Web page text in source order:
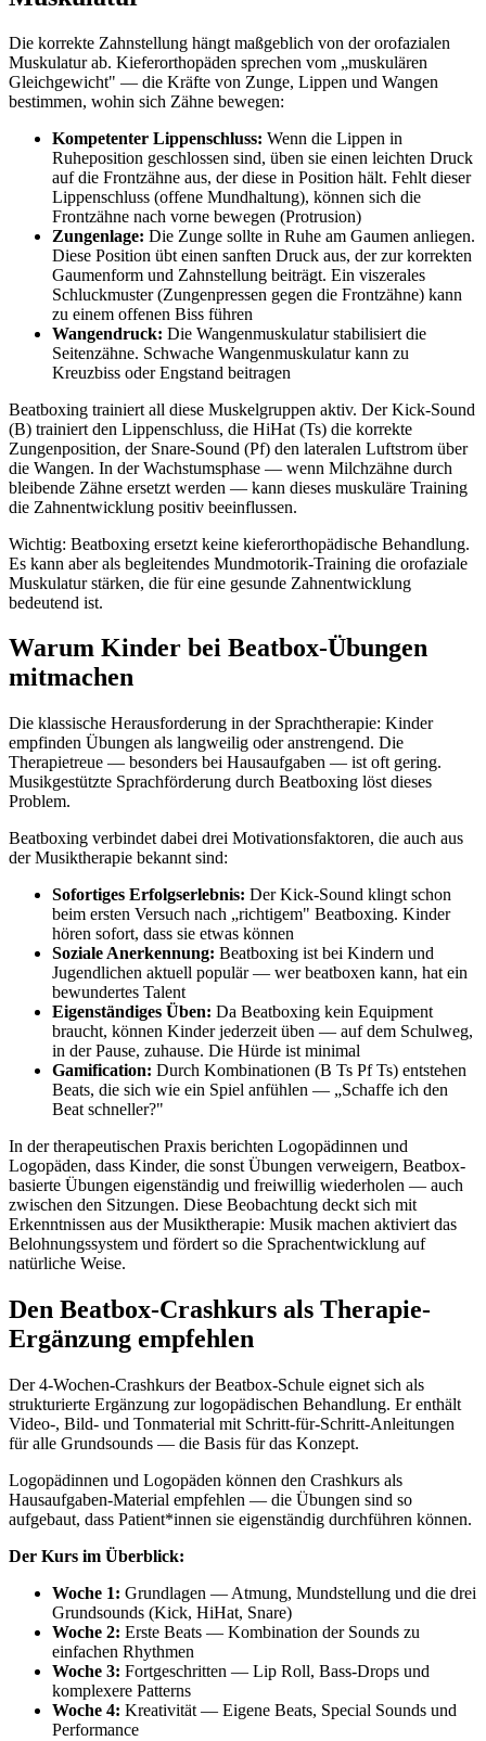
Die korrekte Zahnstellung hängt maßgeblich von der orofazialen
Muskulatur ab. Kieferorthopäden sprechen vom „muskulären
Gleichgewicht" — die Kräfte von Zunge, Lippen und Wangen
bestimmen, wohin sich Zähne bewegen:
Kompetenter Lippenschluss: Wenn die Lippen in
Ruheposition geschlossen sind, üben sie einen leichten Druck
auf die Frontzähne aus, der diese in Position hält. Fehlt dieser
Lippenschluss (offene Mundhaltung), können sich die
Frontzähne nach vorne bewegen (Protrusion)
Zungenlage: Die Zunge sollte in Ruhe am Gaumen anliegen.
Diese Position übt einen sanften Druck aus, der zur korrekten
Gaumenform und Zahnstellung beiträgt. Ein viszerales
Schluckmuster (Zungenpressen gegen die Frontzähne) kann
zu einem offenen Biss führen
Wangendruck: Die Wangenmuskulatur stabilisiert die
Seitenzähne. Schwache Wangenmuskulatur kann zu
Kreuzbiss oder Engstand beitragen
Beatboxing trainiert all diese Muskelgruppen aktiv. Der Kick-Sound
(B) trainiert den Lippenschluss, die HiHat (Ts) die korrekte
Zungenposition, der Snare-Sound (Pf) den lateralen Luftstrom über
die Wangen. In der Wachstumsphase — wenn Milchzähne durch
bleibende Zähne ersetzt werden — kann dieses muskuläre Training
die Zahnentwicklung positiv beeinflussen.
Wichtig: Beatboxing ersetzt keine kieferorthopädische Behandlung.
Es kann aber als begleitendes Mundmotorik-Training die orofaziale
Muskulatur stärken, die für eine gesunde Zahnentwicklung
bedeutend ist.
Warum Kinder bei Beatbox-Übungen
mitmachen
Die klassische Herausforderung in der Sprachtherapie: Kinder
empfinden Übungen als langweilig oder anstrengend. Die
Therapietreue — besonders bei Hausaufgaben — ist oft gering.
Musikgestützte Sprachförderung durch Beatboxing löst dieses
Problem.
Beatboxing verbindet dabei drei Motivationsfaktoren, die auch aus
der Musiktherapie bekannt sind:
Sofortiges Erfolgserlebnis: Der Kick-Sound klingt schon
beim ersten Versuch nach „richtigem" Beatboxing. Kinder
hören sofort, dass sie etwas können
Soziale Anerkennung: Beatboxing ist bei Kindern und
Jugendlichen aktuell populär — wer beatboxen kann, hat ein
bewundertes Talent
Eigenständiges Üben: Da Beatboxing kein Equipment
braucht, können Kinder jederzeit üben — auf dem Schulweg,
in der Pause, zuhause. Die Hürde ist minimal
Gamification: Durch Kombinationen (B Ts Pf Ts) entstehen
Beats, die sich wie ein Spiel anfühlen — „Schaffe ich den
Beat schneller?"
In der therapeutischen Praxis berichten Logopädinnen und
Logopäden, dass Kinder, die sonst Übungen verweigern, Beatbox-
basierte Übungen eigenständig und freiwillig wiederholen — auch
zwischen den Sitzungen. Diese Beobachtung deckt sich mit
Erkenntnissen aus der Musiktherapie: Musik machen aktiviert das
Belohnungssystem und fördert so die Sprachentwicklung auf
natürliche Weise.
Den Beatbox-Crashkurs als Therapie-
Ergänzung empfehlen
Der 4-Wochen-Crashkurs der Beatbox-Schule eignet sich als
strukturierte Ergänzung zur logopädischen Behandlung. Er enthält
Video-, Bild- und Tonmaterial mit Schritt-für-Schritt-Anleitungen
für alle Grundsounds — die Basis für das Konzept.
Logopädinnen und Logopäden können den Crashkurs als
Hausaufgaben-Material empfehlen — die Übungen sind so
aufgebaut, dass Patient*innen sie eigenständig durchführen können.
Der Kurs im Überblick:
Woche 1: Grundlagen — Atmung, Mundstellung und die drei
Grundsounds (Kick, HiHat, Snare)
Woche 2: Erste Beats — Kombination der Sounds zu
einfachen Rhythmen
Woche 3: Fortgeschritten — Lip Roll, Bass-Drops und
komplexere Patterns
Woche 4: Kreativität — Eigene Beats, Special Sounds und
Performance